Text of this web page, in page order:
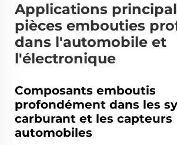
Applications
pièces embouties
dans l'automobile et
l'électronique
Composants emboutis
profondément dans les
carburant et les capteurs
automobiles